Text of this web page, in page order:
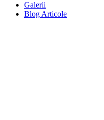
Galerii
Blog Articole